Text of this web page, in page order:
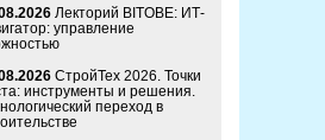
Лекторий BITOBE: ИТ-
управление
СтройТех 2026. Точки
инструменты и решения.
переход в